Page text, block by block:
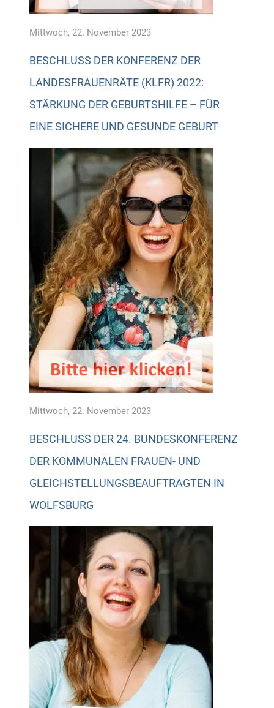
Mittwoch, 22. November 2023
BESCHLUSS DER KONFERENZ DER
LANDESFRAUENRÄTE (KLFR) 2022:
STÄRKUNG DER GEBURTSHILFE – FÜR
EINE SICHERE UND GESUNDE GEBURT
Mittwoch, 22. November 2023
BESCHLUSS DER 24. BUNDESKONFERENZ
DER KOMMUNALEN FRAUEN- UND
GLEICHSTELLUNGSBEAUFTRAGTEN IN
WOLFSBURG